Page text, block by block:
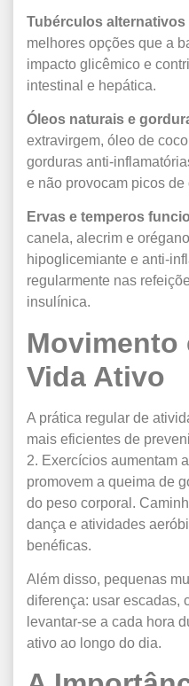
Tubérculos alternativos
melhores opções que a
impacto glicêmico e
intestinal e hepática.
Óleos naturais e
extravirgem, óleo de
gorduras anti-
e não provocam picos de
Ervas e temperos
canela, alecrim e
hipoglicemiante e anti-
regularmente nas
insulínica.
Movimento
Vida Ativo
A prática regular de
mais eficientes de
2. Exercícios aumentam
promovem a queima de
do peso corporal.
dança e atividades
benéficas.
Além disso, pequenas
diferença: usar escadas,
levantar-se a cada hora
ativo ao longo do dia.